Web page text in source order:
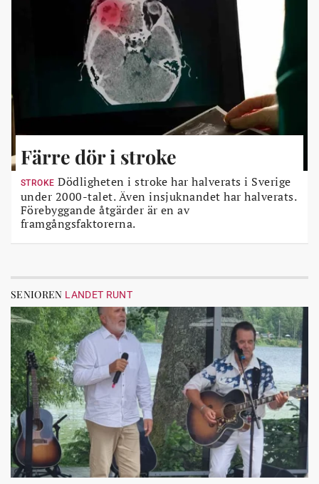
Färre dör i stroke
STROKE Dödligheten i stroke har halverats i Sverige
under 2000-talet. Även insjuknandet har halverats.
Förebyggande åtgärder är en av
framgångsfaktorerna.
SENIOREN LANDET RUNT